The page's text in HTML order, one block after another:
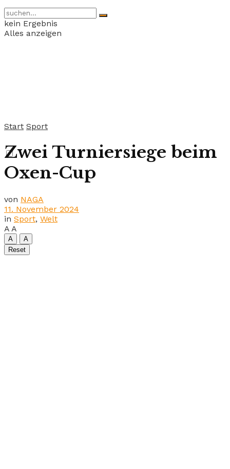
kein Ergebnis
Alles anzeigen
Start Sport
Zwei Turniersiege beim
Oxen-Cup
von NAGA
11. November 2024
in Sport, Welt
A A
A
A
Reset